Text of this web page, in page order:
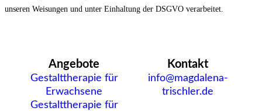
unseren Weisungen und unter Einhaltung der DSGVO verarbeitet.
Angebote
Gestalttherapie für
Erwachsene
Gestalttherapie für
Kontakt
info@magdalena-
trischler.de